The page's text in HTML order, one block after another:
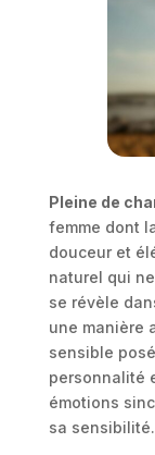
Pleine de
femme dont
douceur et
naturel qui
se révèle
une manière
sensible
personnalité
émotions
sa sensibilité.